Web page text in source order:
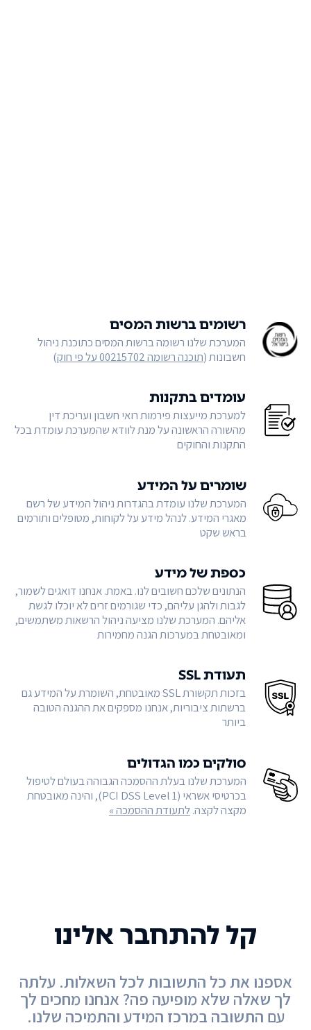
רשומים ברשות המסים
המערכת שלנו רשומה ברשות המסים כתוכנת ניהול
חשבונות (תוכנה רשומה 00215702 על פי חוק )
עומדים בתקנות
למערכת מייעצות פירמות רואי חשבון ועריכת דין
מהשורה הראשונה על מנת לוודא שהמערכת עומדת בכל
התקנות והחוקים
שומרים על המידע
המערכת שלנו עומדת בהגדרות ניהול המידע של רשם
מאגרי המידע. לנהל מידע על לקוחות, מטופלים ותורמים
בראש שקט
כספת של מידע
הנתונים שלכם חשובים לנו. באמת. אנחנו דואגים לשמור,
לגבות ולהגן עליהם, כדי שגורמים זרים לא יוכלו לגשת
אליהם. המערכת שלנו מציעה ניהול הרשאות משתמשים,
ומאובטחת במערכות הגנה מחמירות
תעודת SSL
בזכות תקשורת SSL מאובטחת, השומרת על המידע גם
ברשתות ציבוריות, אנחנו מספקים את ההגנה הטובה
ביותר
סולקים כמו הגדולים
המערכת שלנו בעלת ההסמכה הגבוהה בעולם לטיפול
בכרטיסי אשראי (PCI DSS Level 1), והינה מאובטחת
מקצה לקצה.לתעודת ההסמכה »
קל להתחבר אלינו
אספנו את כל התשובות לכל השאלות. עלתה
לך שאלה שלא מופיעה פה? אנחנו מחכים לך
עם התשובה במרכז המידע והתמיכה שלנו.